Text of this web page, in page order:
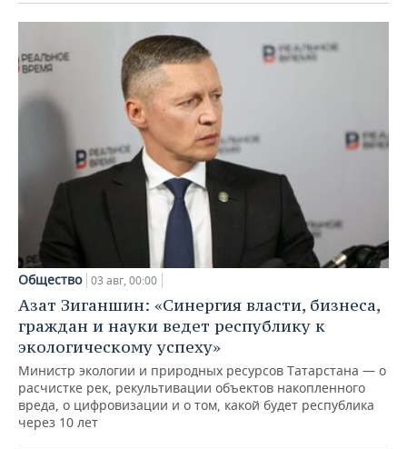
Общество 03 авг, 00:00
Азат Зиганшин: «Синергия власти, бизнеса,
граждан и науки ведет республику к
экологическому успеху»
Министр экологии и природных ресурсов Татарстана — о
расчистке рек, рекультивации объектов накопленного
вреда, о цифровизации и о том, какой будет республика
через 10 лет